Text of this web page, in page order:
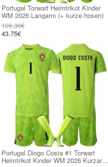
Portugal Torwart Heimtrikot Kinder
WM 2026 Langarm (+ kurze hosen)
109.38€
43.75€
Portugal Diogo Costa #1 Torwart
Heimtrikot Kinder WM 2026 Kurzarm